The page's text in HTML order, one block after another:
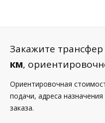
Закажите
км,
Ориентировочная
подачи, адреса
заказа.